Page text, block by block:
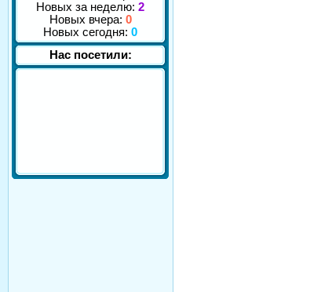
Новых за неделю: 2
Новых вчера: 0
Новых сегодня: 0
Нас посетили: